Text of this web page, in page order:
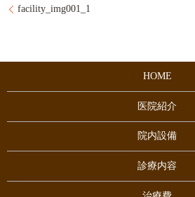
facility_img001_1
HOME
医院紹介
院内設備
診療内容